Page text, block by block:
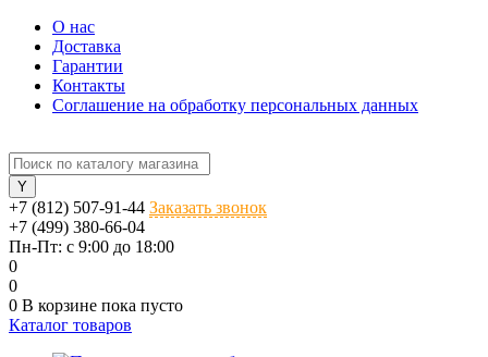
О нас
Доставка
Гарантии
Контакты
Соглашение на обработку персональных данных
+7 (812) 507-91-44 Заказать звонок
+7 (499) 380-66-04
Пн-Пт: с 9:00 до 18:00
0
0
0 В корзине пока пусто
Каталог товаров